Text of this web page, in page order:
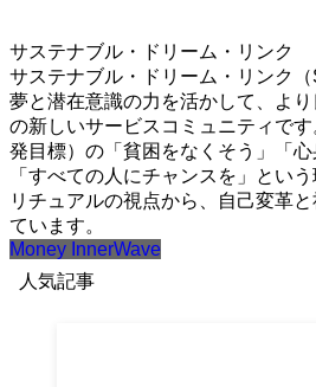
サステナブル・ドリーム・リンク
サステナブル・ドリーム・リンク
夢と潜在意識の力を活かして、よ
の新しいサービスコミュニティで
発目標）の「貧困をなくそう」「心
「すべての人にチャンスを」とい
リチュアルの視点から、自己変革
ています。
Money InnerWave
人気記事